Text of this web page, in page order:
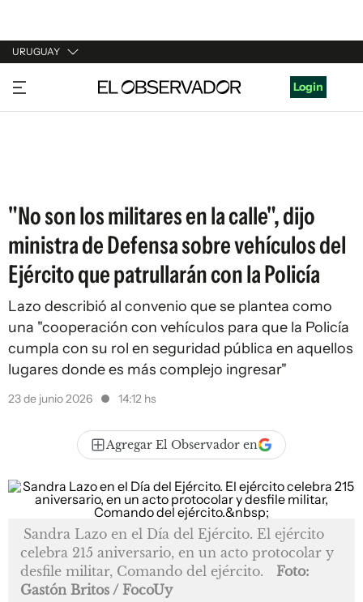
URUGUAY
URUGUAY
ARGENTINA
Login
"No son los militares en la calle", dijo
ministra de Defensa sobre vehículos del
Ejército que patrullarán con la Policía
Lazo describió al convenio que se plantea como
una "cooperación con vehículos para que la Policía
cumpla con su rol en seguridad pública en aquellos
lugares donde es más complejo ingresar"
23 de junio 2026 14:12 hs
Agregar El Observador en
Sandra Lazo en el Día del Ejército. El ejército
celebra 215 aniversario, en un acto protocolar y
desfile militar, Comando del ejército.
Foto:
Gastón Britos / FocoUy